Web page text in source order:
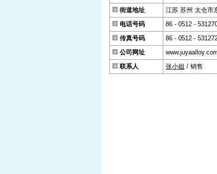
街道地址
江苏 苏州 太仓市
电话号码
86 - 0512 -
传真号码
86 - 0512 -
公司网址
联系人
张小姐 / 销售